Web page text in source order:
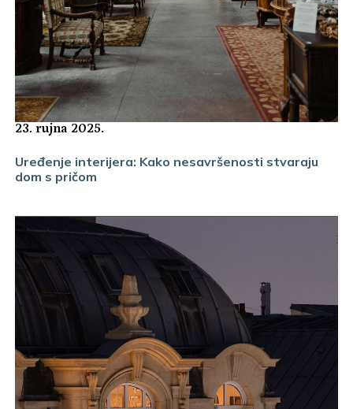
23. rujna 2025.
Uređenje interijera: Kako nesavršenosti stvaraju
dom s pričom